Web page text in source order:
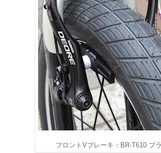
フロントVブレーキ：BR-T610 ブ